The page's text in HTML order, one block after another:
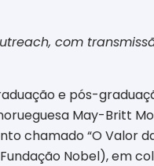
com
e pós-
May-Britt
chamado “O Valor
Nobel), em